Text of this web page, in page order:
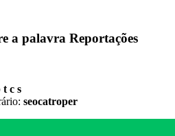
a palavra Reportações
t c s
seocatroper